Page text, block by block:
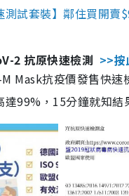
測試套裝】鄰住買開
2 抗原快速檢測 >>按
Mask抗疫價發售快
達99%，15分鐘就知